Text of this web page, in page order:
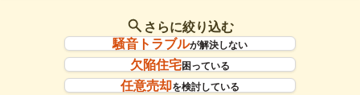
さらに絞り込む
騒音トラブルが解決しない
欠陥住宅困っている
任意売却を検討している